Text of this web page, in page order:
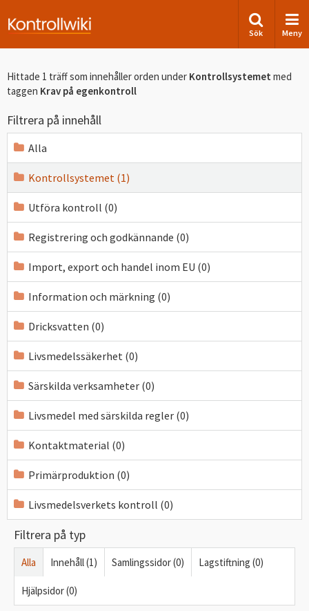
Sök Meny
Hittade 1 träff som innehåller orden under Kontrollsystemet med
taggen Krav på egenkontroll
Filtrera på innehåll
Alla
Kontrollsystemet (1)
Utföra kontroll (0)
Registrering och godkännande (0)
Import, export och handel inom EU (0)
Information och märkning (0)
Dricksvatten (0)
Livsmedelssäkerhet (0)
Särskilda verksamheter (0)
Livsmedel med särskilda regler (0)
Kontaktmaterial (0)
Primärproduktion (0)
Livsmedelsverkets kontroll (0)
Filtrera på typ
Alla Innehåll (1) Samlingssidor (0) Lagstiftning (0)
Hjälpsidor (0)